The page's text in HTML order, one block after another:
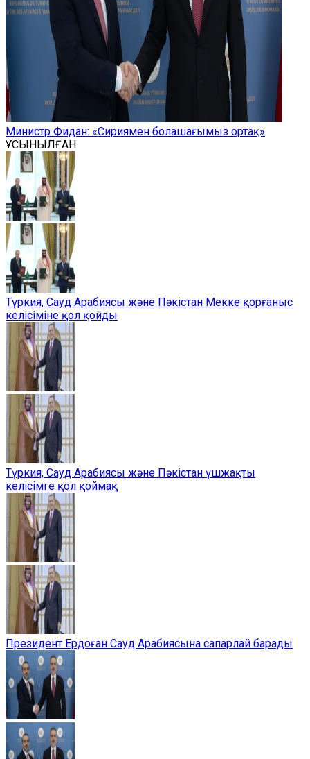
Министр Фидан: «Сириямен болашағымыз ортақ»
ҰСЫНЫЛҒАН
Түркия, Сауд Арабиясы және Пәкістан Мекке қорғаныс
келісіміне қол қойды
Түркия, Сауд Арабиясы және Пәкістан үшжақты
келісімге қол қоймақ
Президент Ердоған Сауд Арабиясына сапарлай барады